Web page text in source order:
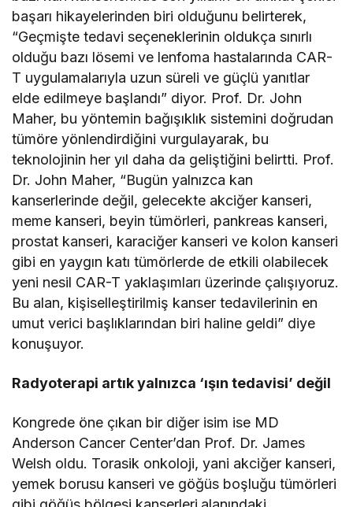
başarı hikayelerinden biri olduğunu belirterek,
“Geçmişte tedavi seçeneklerinin oldukça sınırlı
olduğu bazı lösemi ve lenfoma hastalarında CAR-
T uygulamalarıyla uzun süreli ve güçlü yanıtlar
elde edilmeye başlandı” diyor. Prof. Dr. John
Maher, bu yöntemin bağışıklık sistemini doğrudan
tümöre yönlendirdiğini vurgulayarak, bu
teknolojinin her yıl daha da geliştiğini belirtti. Prof.
Dr. John Maher, “Bugün yalnızca kan
kanserlerinde değil, gelecekte akciğer kanseri,
meme kanseri, beyin tümörleri, pankreas kanseri,
prostat kanseri, karaciğer kanseri ve kolon kanseri
gibi en yaygın katı tümörlerde de etkili olabilecek
yeni nesil CAR-T yaklaşımları üzerinde çalışıyoruz.
Bu alan, kişiselleştirilmiş kanser tedavilerinin en
umut verici başlıklarından biri haline geldi” diye
konuşuyor.
Radyoterapi artık yalnızca ‘ışın tedavisi’ değil
Kongrede öne çıkan bir diğer isim ise MD
Anderson Cancer Center’dan Prof. Dr. James
Welsh oldu. Torasik onkoloji, yani akciğer kanseri,
yemek borusu kanseri ve göğüs boşluğu tümörleri